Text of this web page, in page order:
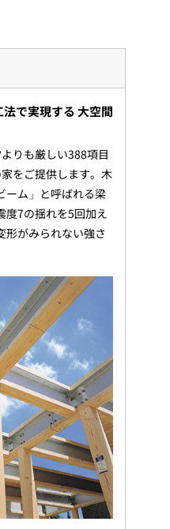
で実現する 大空間
りも厳しい388項目
をご提供します。木
ーム」と呼ばれる梁
度7の揺れを5回加え
形がみられない強さ